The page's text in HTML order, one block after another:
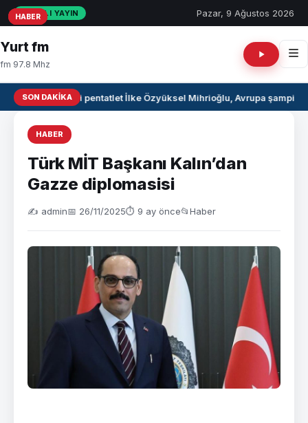
CANLI YAYIN Pazar, 9 Ağustos 2026
Yurt fm
fm 97.8 Mhz
SON DAKIKAMilli pentatlet İlke Özyüksel Mihrioğlu, Avrupa
HABER
Türk MİT Başkanı Kalın’dan
Gazze diplomasisi
✍️ admin📅 26/11/2025⏱ 9 ay önce📂Haber
HABER
HABER
HABER